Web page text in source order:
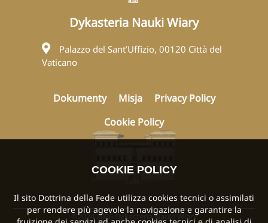
Dykasteria Nauki Wiary
Palazzo del Sant’Uffizio, 00120 Città del
Vaticano
Dokumenty Misja
Privacy Policy
Cookie Policy
©2024 2026 Dykasteria Nauki Wiary
COOKIE POLICY
Il sito Dottrina della Fede utilizza cookies tecnici o assimilati
per rendere più agevole la navigazione e garantire la